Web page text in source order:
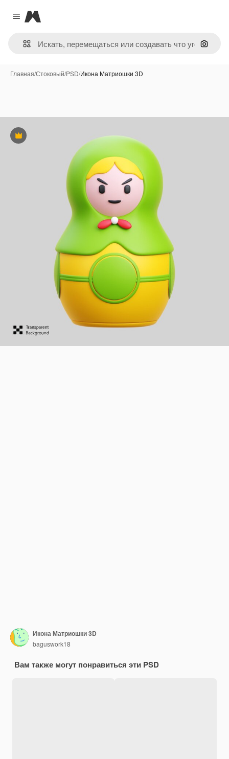
Close menu
Magnific
Поиск
Главная/Стоковый/PSD/Икона Матриошки 3D
Премиум
Икона Матриошки 3D
baguswork18
Вам также могут понравиться эти PSD